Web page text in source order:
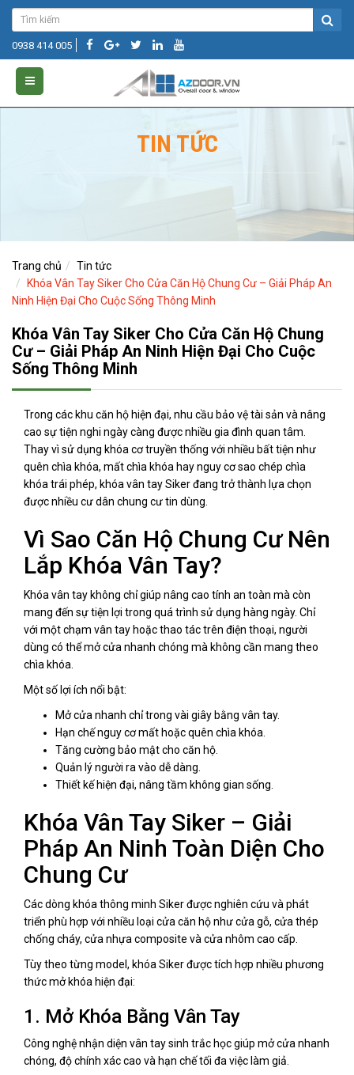
0938 414 005
TIN TỨC
Trang chủ
Tin tức
Khóa Vân Tay Siker Cho Cửa Căn Hộ Chung Cư – Giải Pháp An
Ninh Hiện Đại Cho Cuộc Sống Thông Minh
Khóa Vân Tay Siker Cho Cửa Căn Hộ Chung
Cư – Giải Pháp An Ninh Hiện Đại Cho Cuộc
Sống Thông Minh
Trong các khu căn hộ hiện đại, nhu cầu bảo vệ tài sản và nâng
cao sự tiện nghi ngày càng được nhiều gia đình quan tâm.
Thay vì sử dụng khóa cơ truyền thống với nhiều bất tiện như
quên chìa khóa, mất chìa khóa hay nguy cơ sao chép chìa
khóa trái phép, khóa vân tay Siker đang trở thành lựa chọn
được nhiều cư dân chung cư tin dùng.
Vì Sao Căn Hộ Chung Cư Nên
Lắp Khóa Vân Tay?
Khóa vân tay không chỉ giúp nâng cao tính an toàn mà còn
mang đến sự tiện lợi trong quá trình sử dụng hàng ngày. Chỉ
với một chạm vân tay hoặc thao tác trên điện thoại, người
dùng có thể mở cửa nhanh chóng mà không cần mang theo
chìa khóa.
Một số lợi ích nổi bật:
Mở cửa nhanh chỉ trong vài giây bằng vân tay.
Hạn chế nguy cơ mất hoặc quên chìa khóa.
Tăng cường bảo mật cho căn hộ.
Quản lý người ra vào dễ dàng.
Thiết kế hiện đại, nâng tầm không gian sống.
Khóa Vân Tay Siker – Giải
Pháp An Ninh Toàn Diện Cho
Chung Cư
Các dòng khóa thông minh Siker được nghiên cứu và phát
triển phù hợp với nhiều loại cửa căn hộ như cửa gỗ, cửa thép
chống cháy, cửa nhựa composite và cửa nhôm cao cấp.
Tùy theo từng model, khóa Siker được tích hợp nhiều phương
thức mở khóa hiện đại:
1. Mở Khóa Bằng Vân Tay
Công nghệ nhận diện vân tay sinh trắc học giúp mở cửa nhanh
chóng, độ chính xác cao và hạn chế tối đa việc làm giả.